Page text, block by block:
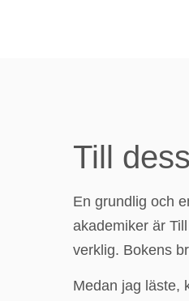
Till
En grundlig och
akademiker är
verklig. Bokens
Medan jag läste,